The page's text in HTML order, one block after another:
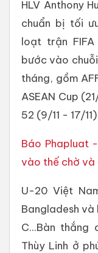
HLV Anthony
chuẩn bị tối
loạt trận FIFA
bước vào
tháng, gồm
ASEAN Cup
52 (9/11 - 17/
Báo Phapluat
vào thế chờ
U-20 Việt
Bangladesh
C...Bàn thắng
Thùy Linh ở